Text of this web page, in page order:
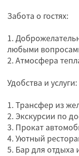
Забота о гостях:
1.
любыми
2. Атмосфера
Удобства и услуги:
1. Трансфер из
2. Экскурсии по
3. Прокат
4. Уютный
5. Бар для отдыха